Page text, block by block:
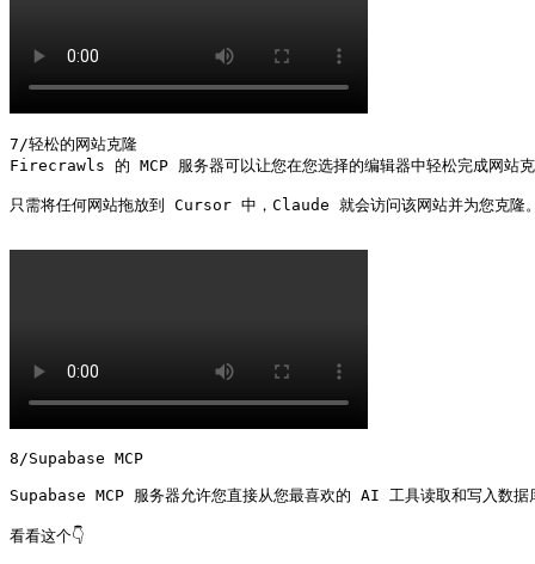
7/轻松的网站克隆
Firecrawls 的 MCP 服务器可以让您在您选择的编辑器中轻松完成网站克
只需将任何网站拖放到 Cursor 中，Claude 就会访问该网站并为您克隆
8/Supabase MCP
Supabase MCP 服务器允许您直接从您最喜欢的 AI 工具读取和写入数据